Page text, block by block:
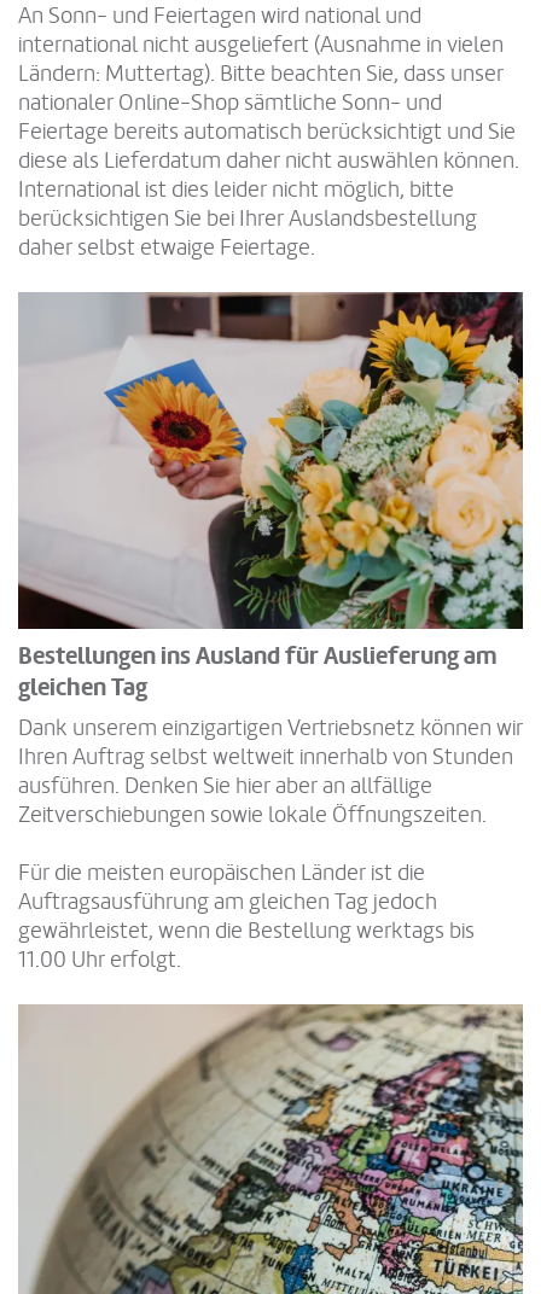
An Sonn- und Feiertagen wird national und
international nicht ausgeliefert (Ausnahme in vielen
Ländern: Muttertag). Bitte beachten Sie, dass unser
nationaler Online-Shop sämtliche Sonn- und
Feiertage bereits automatisch berücksichtigt und Sie
diese als Lieferdatum daher nicht auswählen können.
International ist dies leider nicht möglich, bitte
berücksichtigen Sie bei Ihrer Auslandsbestellung
daher selbst etwaige Feiertage.
Bestellungen ins Ausland für Auslieferung am
gleichen Tag
Dank unserem einzigartigen Vertriebsnetz können wir
Ihren Auftrag selbst weltweit innerhalb von Stunden
ausführen. Denken Sie hier aber an allfällige
Zeitverschiebungen sowie lokale Öffnungszeiten.
Für die meisten europäischen Länder ist die
Auftragsausführung am gleichen Tag jedoch
gewährleistet, wenn die Bestellung werktags bis
11.00 Uhr erfolgt.